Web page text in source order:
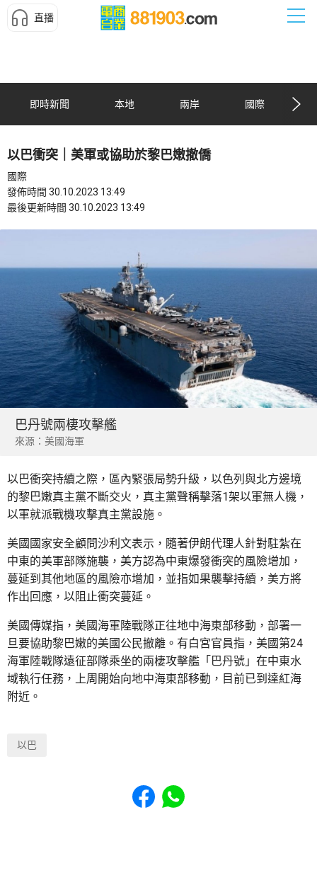
直播
即時新聞 本地 兩岸 國際
以巴衝突｜美軍或協助於黎巴嫩撤僑
國際
發佈時間 30.10.2023 13:49
最後更新時間 30.10.2023 13:49
巴丹號兩棲攻擊艦
來源：美國海軍
以巴衝突持續之際，區內緊張局勢升級，以色列與北方邊境
的黎巴嫩真主黨不斷交火，真主黨聲稱擊落1架以軍無人機，
以軍就派戰機攻擊真主黨設施。
美國國家安全顧問沙利文表示，隨著伊朗代理人針對駐紮在
中東的美軍部隊施襲，美方認為中東爆發衝突的風險增加，
蔓延到其他地區的風險亦增加，並指如果襲擊持續，美方將
作出回應，以阻止衝突蔓延。
美國傳媒指，美國海軍陸戰隊正往地中海東部移動，部署一
旦要協助黎巴嫩的美國公民撤離。有白宮官員指，美國第24
海軍陸戰隊遠征部隊乘坐的兩棲攻擊艦「巴丹號」在中東水
域執行任務，上周開始向地中海東部移動，目前已到達紅海
附近。
以巴
Share to Facebook
Share to WhatsApp